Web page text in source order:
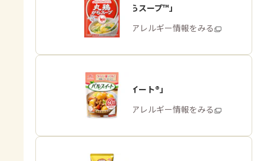
「丸鶏がらスープ™」
商品・アレルギー情報をみる
「パルスイート®」
商品・アレルギー情報をみる